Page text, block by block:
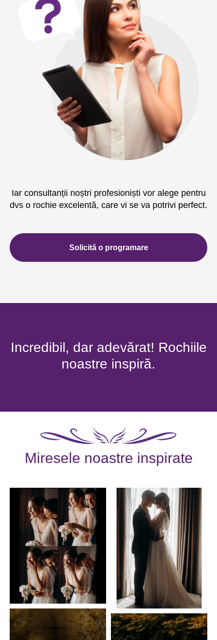
Iar consultanții noștri profesioniști vor alege pentru
dvs o rochie excelentă, care vi se va potrivi perfect.
Solicită o programare
Incredibil, dar adevărat! Rochiile
noastre inspiră.
Miresele noastre inspirate